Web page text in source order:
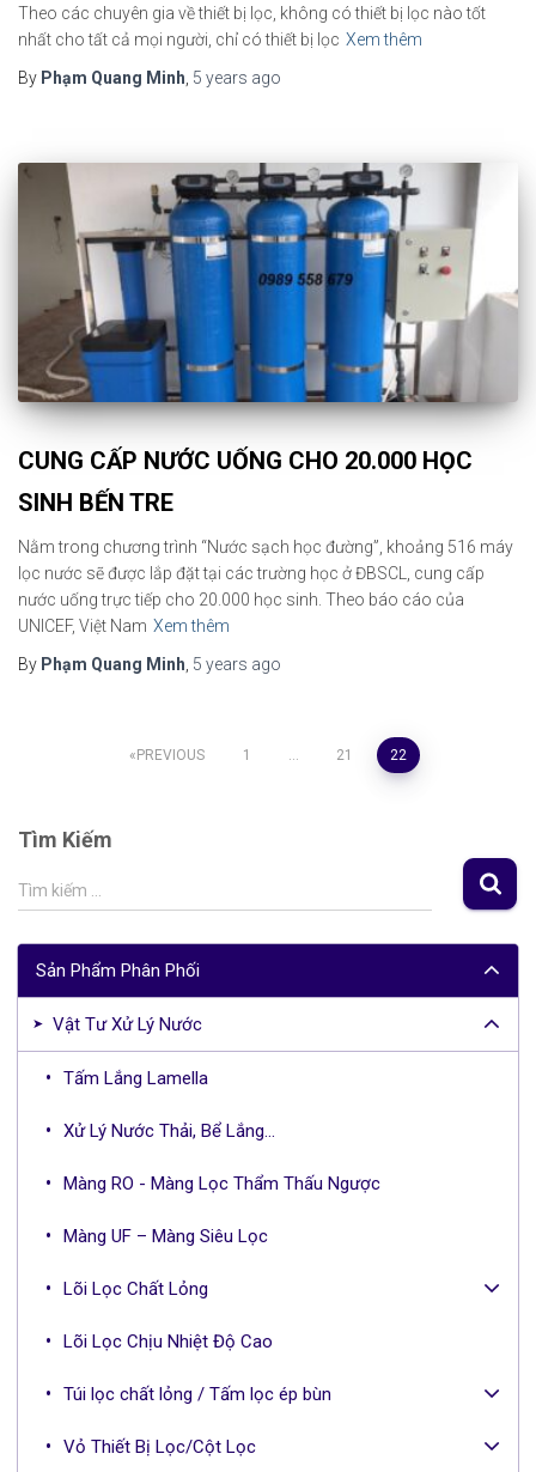
Theo các chuyên gia về thiết bị lọc, không có thiết bị lọc nào tốt
nhất cho tất cả mọi người, chỉ có thiết bị lọc Xem thêm
By Phạm Quang Minh 5 years ago
CUNG CẤP NƯỚC UỐNG CHO 20.000 HỌC
SINH BẾN TRE
Nằm trong chương trình “Nước sạch học đường”, khoảng 516 máy
lọc nước sẽ được lắp đặt tại các trường học ở ĐBSCL, cung cấp
nước uống trực tiếp cho 20.000 học sinh. Theo báo cáo của
UNICEF, Việt Nam Xem thêm
By Phạm Quang Minh 5 years ago
PREVIOUS 1 … 21 22
Tìm Kiếm
S
e
Tìm kiếm …
Sản Phẩm Phân Phối
Vật Tư Xử Lý Nước
Tấm Lắng Lamella
Xử Lý Nước Thải, Bể Lắng...
Màng RO - Màng Lọc Thẩm Thấu Ngược
Màng UF – Màng Siêu Lọc
Lõi Lọc Chất Lỏng
Lõi Lọc Chịu Nhiệt Độ Cao
Túi lọc chất lỏng / Tấm lọc ép bùn
Vỏ Thiết Bị Lọc/Cột Lọc